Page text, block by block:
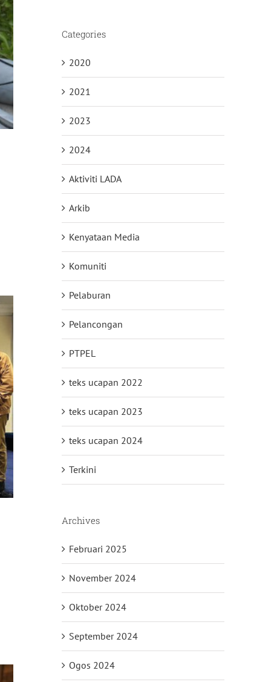
Categories
2020
2021
2023
2024
Aktiviti LADA
Arkib
Kenyataan Media
Komuniti
Pelaburan
Pelancongan
PTPEL
teks ucapan 2022
teks ucapan 2023
teks ucapan 2024
Terkini
Archives
Februari 2025
November 2024
Oktober 2024
September 2024
Ogos 2024